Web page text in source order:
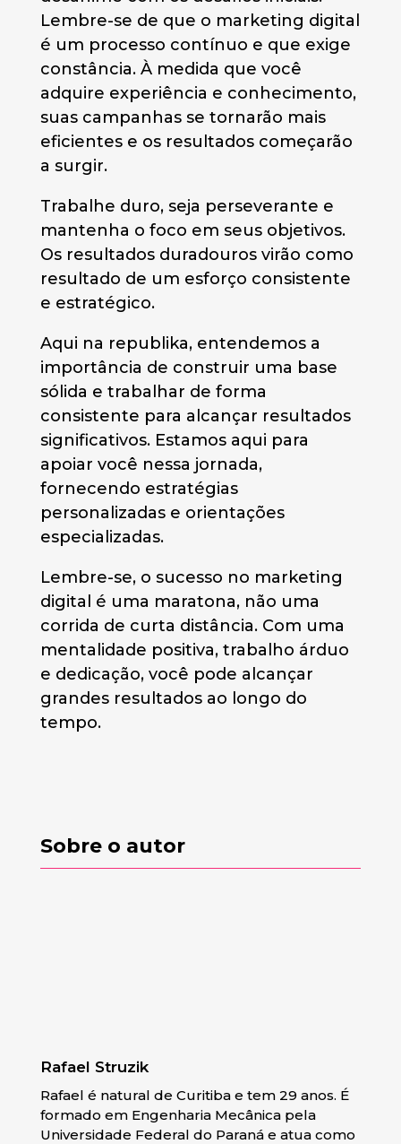
Lembre-se de que o marketing digital
é um processo contínuo e que exige
constância. À medida que você
adquire experiência e conhecimento,
suas campanhas se tornarão mais
eficientes e os resultados começarão
a surgir.
Trabalhe duro, seja perseverante e
mantenha o foco em seus objetivos.
Os resultados duradouros virão como
resultado de um esforço consistente
e estratégico.
Aqui na republika, entendemos a
importância de construir uma base
sólida e trabalhar de forma
consistente para alcançar resultados
significativos. Estamos aqui para
apoiar você nessa jornada,
fornecendo estratégias
personalizadas e orientações
especializadas.
Lembre-se, o sucesso no marketing
digital é uma maratona, não uma
corrida de curta distância. Com uma
mentalidade positiva, trabalho árduo
e dedicação, você pode alcançar
grandes resultados ao longo do
tempo.
Sobre o autor
Rafael Struzik
Rafael é natural de Curitiba e tem 29 anos. É
formado em Engenharia Mecânica pela
Universidade Federal do Paraná e atua como